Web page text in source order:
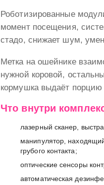
Роботизированные
момент посещения,
стадо, снижает шум,
Метка на ошейнике
нужной коровой,
кормушка выдаёт порцию
Что внутри
лазерный сканер,
манипулятор,
грубого контакта;
оптические сенсоры
автоматическая